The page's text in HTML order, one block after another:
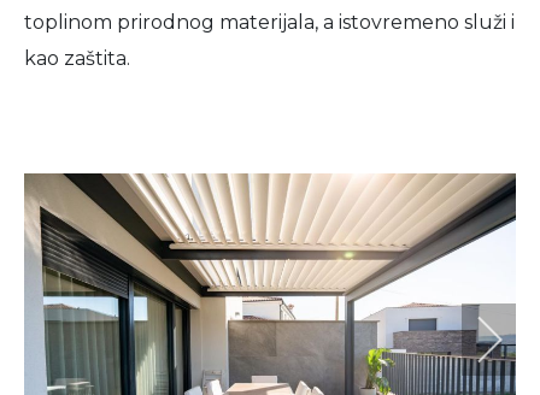
toplinom prirodnog materijala, a istovremeno služi i
kao zaštita.